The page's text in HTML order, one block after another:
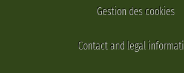
Gestion des cookies
Contact and legal